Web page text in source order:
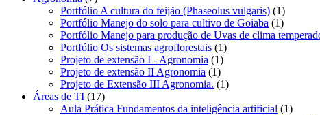
produtos
Portfólio A cultura do feijão (Phaseolus vulgaris) 11
produto
Portfólio Manejo do solo para cultivo de Goiaba 11
produto
Portfólio Manejo para produção de Uvas de clima
Portfólio Os sistemas agroflorestais 11
produto
Projeto de extensão I - Agronomia 11
produto
Projeto de extensão II Agronomia 11
produto
Projeto de Extensão III Agronomia. 11
Áreas de TI 1717
produtos
Aula Prática Fundamentos da inteligência artificial 11